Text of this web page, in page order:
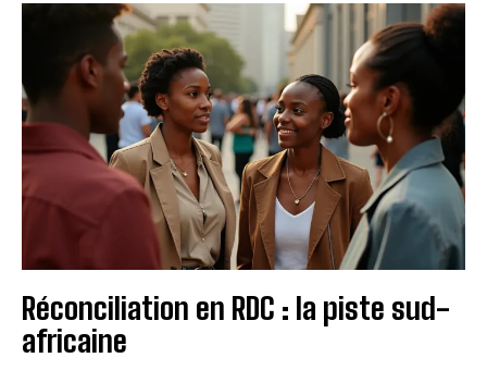
Réconciliation en RDC : la piste sud-
africaine